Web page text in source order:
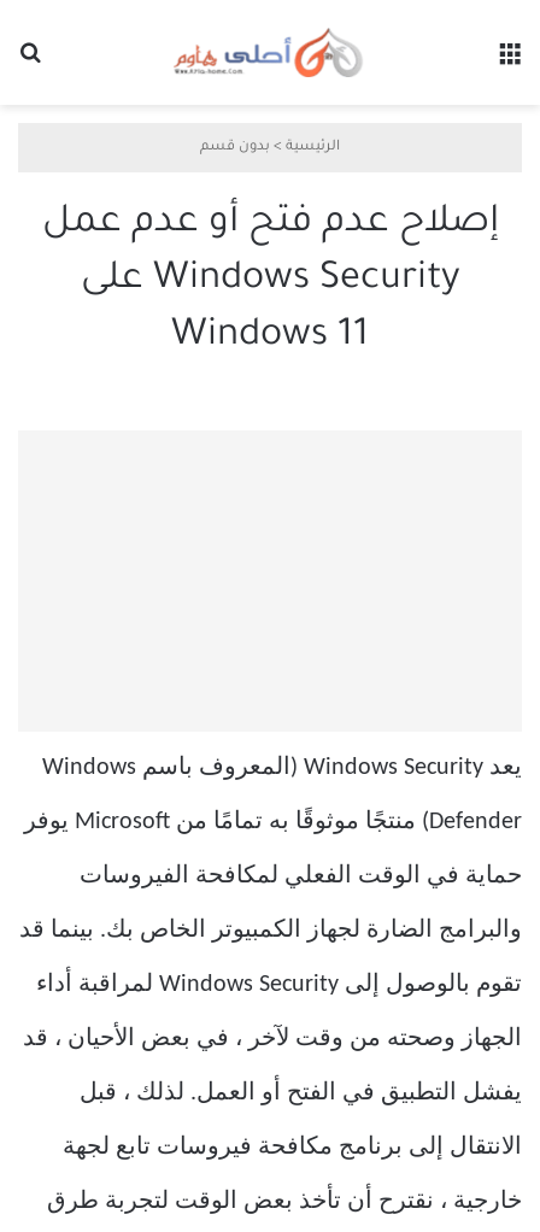
الرئيسية > بدون قسم
إصلاح عدم فتح أو عدم عمل
Windows Security على
Windows 11
يعد Windows Security (المعروف باسم Windows
Defender) منتجًا موثوقًا به تمامًا من Microsoft يوفر
حماية في الوقت الفعلي لمكافحة الفيروسات
والبرامج الضارة لجهاز الكمبيوتر الخاص بك. بينما قد
تقوم بالوصول إلى Windows Security لمراقبة أداء
الجهاز وصحته من وقت لآخر ، في بعض الأحيان ، قد
يفشل التطبيق في الفتح أو العمل. لذلك ، قبل
الانتقال إلى برنامج مكافحة فيروسات تابع لجهة
خارجية ، نقترح أن تأخذ بعض الوقت لتجربة طرق